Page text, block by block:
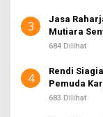
3
Jasa
Mutiara
684 Dilihat
4
Rendi
Pemuda
Sembiring
683 Dilihat